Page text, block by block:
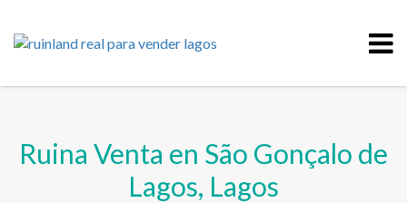
Ruina Venta en São Gonçalo de
Lagos, Lagos